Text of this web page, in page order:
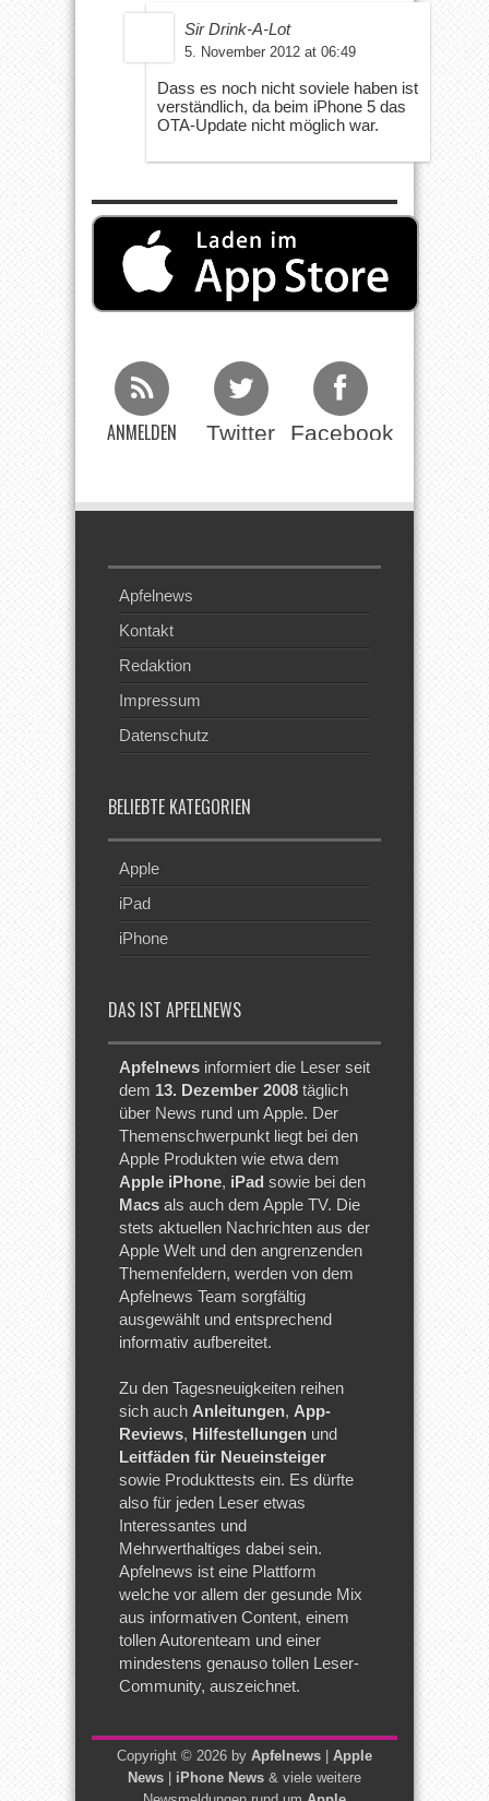
Sir Drink-A-Lot
5. November 2012 at 06:49
Dass es noch nicht soviele haben ist
verständlich, da beim iPhone 5 das
OTA-Update nicht möglich war.
ANMELDEN Twitter Facebook
Apfelnews
Kontakt
Redaktion
Impressum
Datenschutz
BELIEBTE KATEGORIEN
Apple
iPad
iPhone
DAS IST APFELNEWS
Apfelnews informiert die Leser seit
dem 13. Dezember 2008 täglich
über News rund um Apple. Der
Themenschwerpunkt liegt bei den
Apple Produkten wie etwa dem
Apple iPhone, iPad sowie bei den
Macs als auch dem Apple TV. Die
stets aktuellen Nachrichten aus der
Apple Welt und den angrenzenden
Themenfeldern, werden von dem
Apfelnews Team sorgfältig
ausgewählt und entsprechend
informativ aufbereitet.
Zu den Tagesneuigkeiten reihen
sich auch Anleitungen, App-
Reviews, Hilfestellungen und
Leitfäden für Neueinsteiger
sowie Produkttests ein. Es dürfte
also für jeden Leser etwas
Interessantes und
Mehrwerthaltiges dabei sein.
Apfelnews ist eine Plattform
welche vor allem der gesunde Mix
aus informativen Content, einem
tollen Autorenteam und einer
mindestens genauso tollen Leser-
Community, auszeichnet.
Copyright © 2026 by Apfelnews
Apple
News
iPhone News & viele weitere